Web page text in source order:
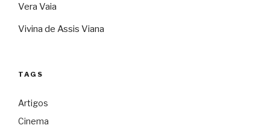
Vera Vaia
Vivina de Assis Viana
TAGS
Artigos
Cinema